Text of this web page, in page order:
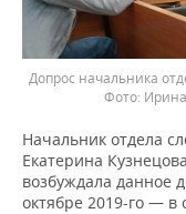
Допрос начальника
Начальник отдела
Екатерина
возбуждала данное
октябре 2019-го —